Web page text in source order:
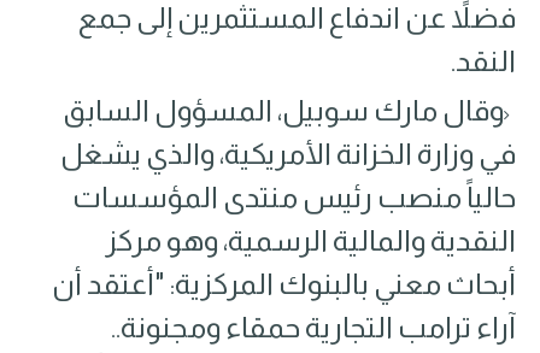
فضلاً عن اندفاع المستثمرين إلى جمع
النقد.
وقال مارك سوبيل، المسؤول السابق
في وزارة الخزانة الأمريكية، والذي يشغل
حالياً منصب رئيس منتدى المؤسسات
النقدية والمالية الرسمية، وهو مركز
أبحاث معني بالبنوك المركزية: "أعتقد أن
آراء ترامب التجارية حمقاء ومجنونة..